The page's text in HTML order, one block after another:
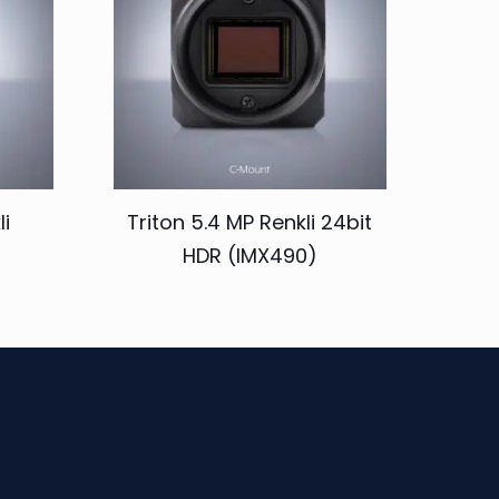
Triton 5.4 MP Renkli 24bit
HDR (IMX490)